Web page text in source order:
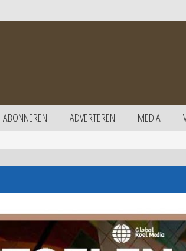
ABONNEREN ADVERTEREN MEDIA